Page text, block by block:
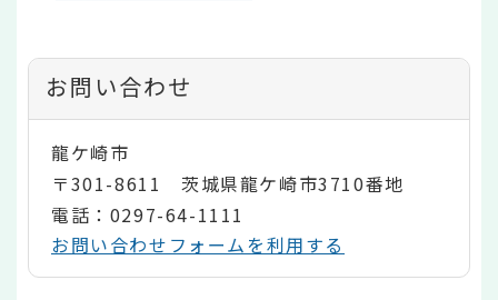
お問い合わせ
龍ケ崎市
〒301-8611 茨城県龍ケ崎市3710番地
電話：0297-64-1111
お問い合わせフォームを利用する